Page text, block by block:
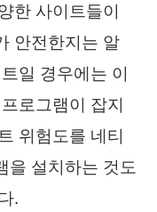
한 사이트들이
안전한지는 알
일 경우에는 이
로그램이 잡지
위험도를 네티
을 설치하는 것도
.